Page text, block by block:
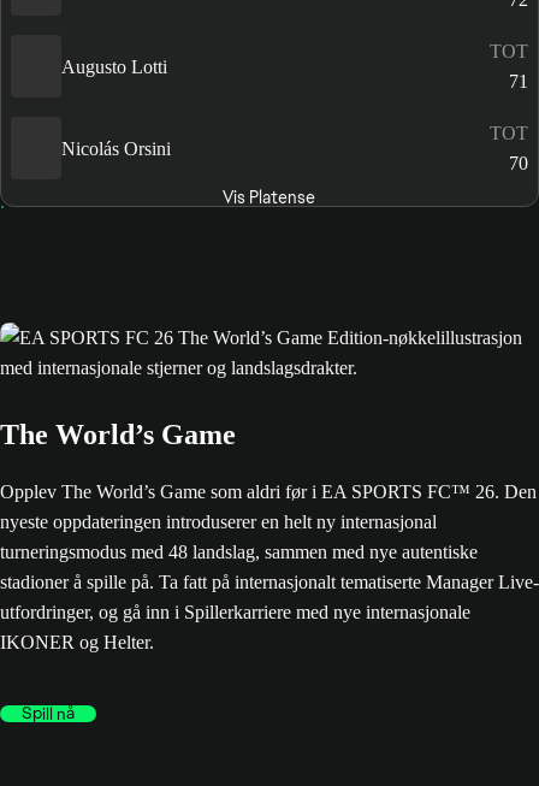
Augusto Lotti
TOT
71
Nicolás Orsini
TOT
70
Vis Platense
The World’s Game
Opplev The World’s Game som aldri før i EA SPORTS FC™ 26. Den
nyeste oppdateringen introduserer en helt ny internasjonal
turneringsmodus med 48 landslag, sammen med nye autentiske
stadioner å spille på. Ta fatt på internasjonalt tematiserte Manager Live-
utfordringer, og gå inn i Spillerkarriere med nye internasjonale
IKONER og Helter.
Spill nå